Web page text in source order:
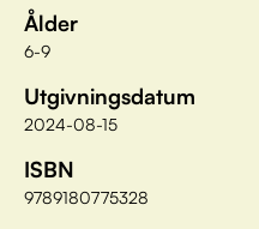
Ålder
6-9
Utgivningsdatum
2024-08-15
ISBN
9789180775328